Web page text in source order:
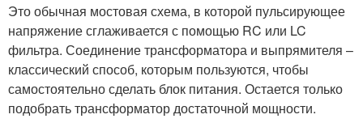
Это обычная мостовая схема, в которой пульсирующее
напряжение сглаживается с помощью RC или LC
фильтра. Соединение трансформатора и выпрямителя –
классический способ, которым пользуются, чтобы
самостоятельно сделать блок питания. Остается только
подобрать трансформатор достаточной мощности.